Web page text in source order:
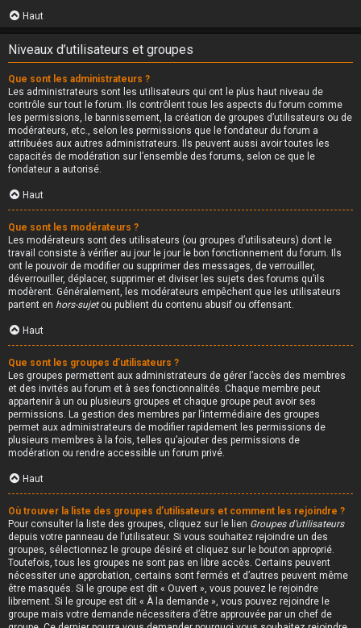
Haut
Niveaux d’utilisateurs et groupes
Que sont les administrateurs ?
Les administrateurs sont les utilisateurs qui ont le plus haut niveau de
contrôle sur tout le forum. Ils contrôlent tous les aspects du forum comme
les permissions, le bannissement, la création de groupes d’utilisateurs ou de
modérateurs, etc., selon les permissions que le fondateur du forum a
attribuées aux autres administrateurs. Ils peuvent aussi avoir toutes les
capacités de modération sur l’ensemble des forums, selon ce que le
fondateur a autorisé.
Haut
Que sont les modérateurs ?
Les modérateurs sont des utilisateurs (ou groupes d’utilisateurs) dont le
travail consiste à vérifier au jour le jour le bon fonctionnement du forum. Ils
ont le pouvoir de modifier ou supprimer des messages, de verrouiller,
déverrouiller, déplacer, supprimer et diviser les sujets des forums qu’ils
modèrent. Généralement, les modérateurs empêchent que les utilisateurs
partent en hors-sujetou publient du contenu abusif ou offensant.
Haut
Que sont les groupes d’utilisateurs ?
Les groupes permettent aux administrateurs de gérer l’accès des membres
et des invités au forum et à ses fonctionnalités. Chaque membre peut
appartenir à un ou plusieurs groupes et chaque groupe peut avoir ses
permissions. La gestion des membres par l’intermédiaire des groupes
permet aux administrateurs de modifier rapidement les permissions de
plusieurs membres à la fois, telles qu’ajouter des permissions de
modération ou rendre accessible un forum privé.
Haut
Où trouver la liste des groupes d’utilisateurs et comment les rejoindre ?
Pour consulter la liste des groupes, cliquez sur le lien Groupes d’utilisateurs
depuis votre panneau de l’utilisateur. Si vous souhaitez rejoindre un des
groupes, sélectionnez le groupe désiré et cliquez sur le bouton approprié.
Toutefois, tous les groupes ne sont pas en libre accès. Certains peuvent
nécessiter une approbation, certains sont fermés et d’autres peuvent même
être masqués. Si le groupe est dit « Ouvert », vous pouvez le rejoindre
librement. Si le groupe est dit « À la demande », vous pouvez rejoindre le
groupe mais votre demande nécessitera d’être approuvée par un chef de